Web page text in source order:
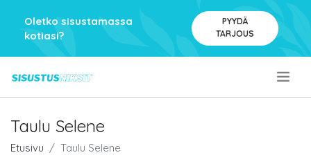
Oletko sisustamassa
kotiasi?
PYYDÄ
TARJOUS
Taulu Selene
Etusivu Taulu Selene